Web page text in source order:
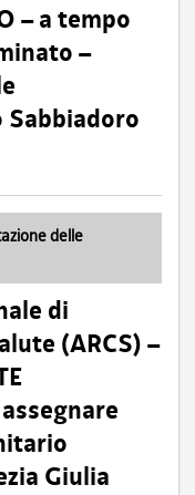
– a tempo
–
Sabbiadoro
delle
di
(ARCS) –
Giulia